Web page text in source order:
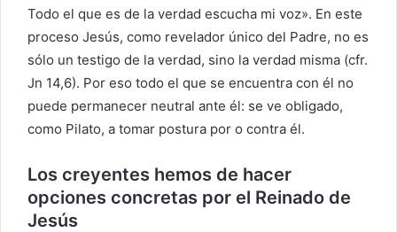
Todo el que es de la verdad escucha mi voz». En este
proceso Jesús, como revelador único del Padre, no es
sólo un testigo de la verdad, sino la verdad misma (cfr.
Jn 14,6). Por eso todo el que se encuentra con él no
puede permanecer neutral ante él: se ve obligado,
como Pilato, a tomar postura por o contra él.
Los creyentes hemos de hacer
opciones concretas por el Reinado de
Jesús